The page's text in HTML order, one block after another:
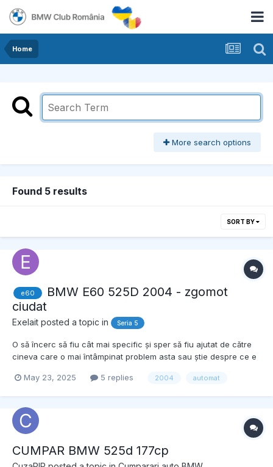
Home
More search options
Found 5 results
SORT BY
e60
BMW E60 525D 2004 - zgomot
ciudat
Exelait posted a topic in Seria 5
O să încerc să fiu cât mai specific și sper să fiu ajutat de către
cineva care o mai întâmpinat problem asta sau știe despre ce e
nici unul nu are habar, care ar putea fii problema. Deci acum
May 23, 2025 5 replies 2004 automat
CUMPAR BMW 525d 177cp